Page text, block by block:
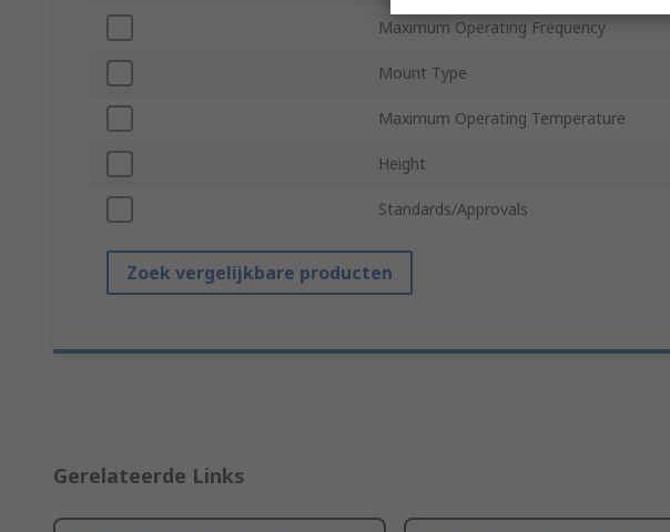
Maximum Operating Frequency
Mount Type
Maximum Operating Temperature
Height
Standards/Approvals
Zoek vergelijkbare producten
Gerelateerde Links